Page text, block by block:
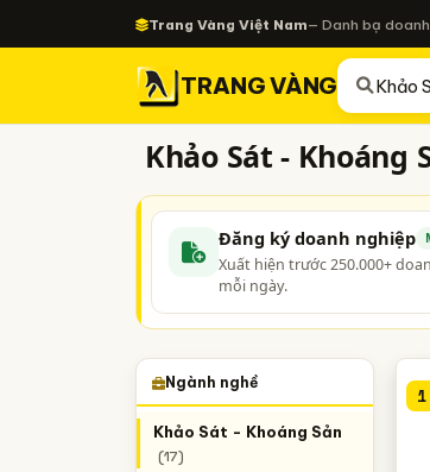
Trang Vàng Việt Nam— Danh bạ
TRANG VÀNG
Khảo Sát - Khoáng
Đăng ký doanh nghiệp
Xuất hiện trước 250.000+
mỗi ngày.
Ngành nghề
Khảo Sát - Khoáng Sản
(17)
1